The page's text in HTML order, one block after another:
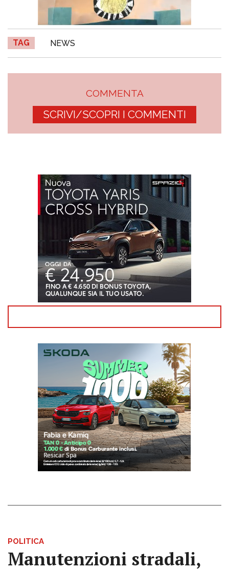
TAG NEWS
COMMENTA
SCRIVI/SCOPRI I COMMENTI
POLITICA
Manutenzioni stradali,